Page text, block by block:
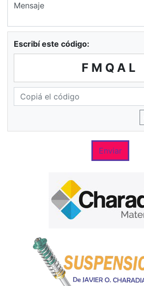
Escribí este código:
FMQAL